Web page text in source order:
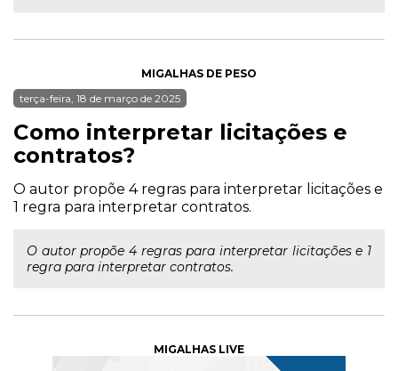
MIGALHAS DE PESO
terça-feira, 18 de março de 2025
Como interpretar licitações e
contratos?
O autor propõe 4 regras para interpretar licitações e
1 regra para interpretar contratos.
O autor propõe 4 regras para interpretar licitações e 1
regra para interpretar contratos.
MIGALHAS LIVE